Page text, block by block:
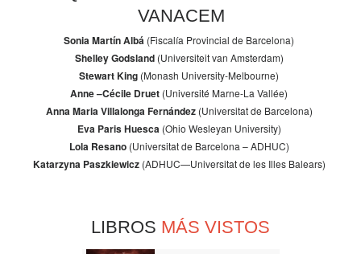
VANACEM
Sonia Martín Albá (Fiscalía Provincial de Barcelona)
Shelley Godsland(Universiteit van Amsterdam)
Stewart King (Monash University-Melbourne)
Anne –Cécile Druet (Université Marne-La Vallée)
Anna Maria Villalonga Fernández(Universitat de Barcelona)
Eva Paris Huesca (Ohio Wesleyan University)
Lola Resano (Universitat de Barcelona – ADHUC)
Katarzyna Paszkiewicz(ADHUC—Universitat de les Illes Balears)
LIBROS MÁS VISTOS